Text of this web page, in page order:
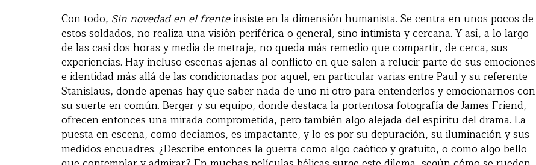
Con todo, Sin novedad en el frenteinsiste en la dimensión humanista. Se centra en unos pocos de
estos soldados, no realiza una visión periférica o general, sino intimista y cercana. Y así, a lo largo
de las casi dos horas y media de metraje, no queda más remedio que compartir, de cerca, sus
experiencias. Hay incluso escenas ajenas al conflicto en que salen a relucir parte de sus emociones
e identidad más allá de las condicionadas por aquel, en particular varias entre Paul y su referente
Stanislaus, donde apenas hay que saber nada de uno ni otro para entenderlos y emocionarnos con
su suerte en común. Berger y su equipo, donde destaca la portentosa fotografía de James Friend,
ofrecen entonces una mirada comprometida, pero también algo alejada del espíritu del drama. La
puesta en escena, como decíamos, es impactante, y lo es por su depuración, su iluminación y sus
medidos encuadres. ¿Describe entonces la guerra como algo caótico y gratuito, o como algo bello